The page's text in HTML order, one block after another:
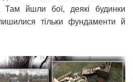
Там йшли бої, деякі будинки
тільки фундаменти й